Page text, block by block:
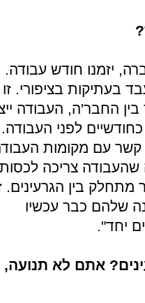
יזמנו חודש עבודה.
בעתיקות בציפורי. זו
החבר'ה, העבודה
לפני העבודה.
קשר עם מקומות
שהעבודה צריכה
בין הגרעינים.
שלהם כבר עכשיו
יחד".
אתם לא תנועה,